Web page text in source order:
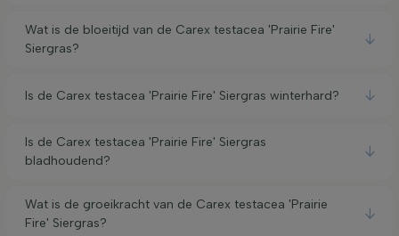
Wat is de bloeitijd van de Carex testacea 'Prairie Fire'
Siergras?
Is de Carex testacea 'Prairie Fire' Siergras winterhard?
Is de Carex testacea 'Prairie Fire' Siergras
bladhoudend?
Wat is de groeikracht van de Carex testacea 'Prairie
Fire' Siergras?